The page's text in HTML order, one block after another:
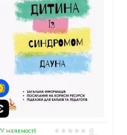
У наявності
0